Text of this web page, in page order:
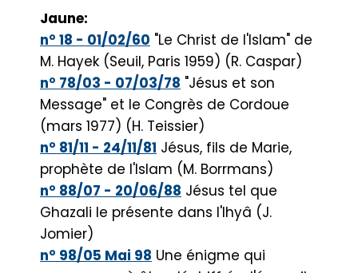
Jaune:
n° 18 - 01/02/60 "Le Christ de l'Islam" de
M. Hayek (Seuil, Paris 1959) (R. Caspar)
n° 78/03 - 07/03/78 "Jésus et son
Message" et le Congrès de Cordoue
(mars 1977) (H. Teissier)
n° 81/11 - 24/11/81 Jésus, fils de Marie,
prophète de l'Islam (M. Borrmans)
n° 88/07 - 20/06/88 Jésus tel que
Ghazali le présente dans l'Ihyâ (J.
Jomier)
n° 98/05 Mai 98 Une énigme qui